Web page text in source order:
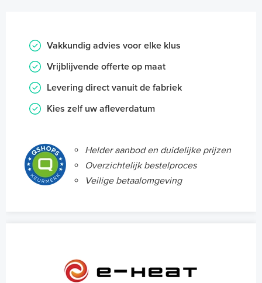
Vakkundig advies voor elke klus
Vrijblijvende offerte op maat
Levering direct vanuit de fabriek
Kies zelf uw afleverdatum
Helder aanbod en duidelijke prijzen
Overzichtelijk bestelproces
Veilige betaalomgeving